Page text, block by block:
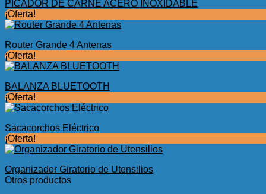
PICADOR DE CARNE ACERO INOXIDABLE
¡Oferta!
Router Grande 4 Antenas
¡Oferta!
BALANZA BLUETOOTH
¡Oferta!
Sacacorchos Eléctrico
¡Oferta!
Organizador Giratorio de Utensilios
Otros productos